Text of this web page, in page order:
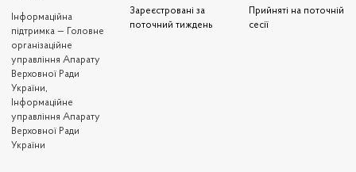
Iнформаційна
підтримка — Головне
організаційне
управління Апарату
Верховної Ради
України,
Інформаційне
управління Апарату
Верховної Ради
України
Зареєстровані за
поточний тиждень
Прийняті на поточній
сесії